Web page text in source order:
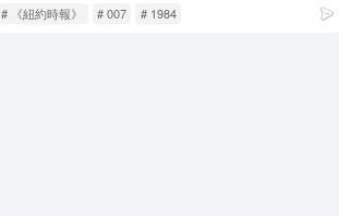
# 《紐約時報》 # 007 # 1984